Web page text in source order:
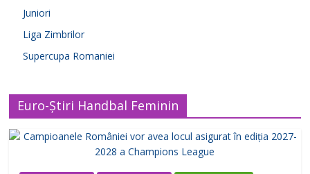
Juniori
Liga Zimbrilor
Supercupa Romaniei
Euro-Știri Handbal Feminin